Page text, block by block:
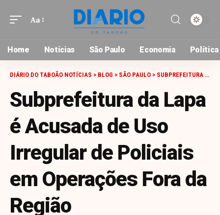
Font
Aa
Home Notícias São Paulo Economia Política
DIÁRIO DO TABOÃO NOTÍCIAS > BLOG > SÃO PAULO > SUBPREFEITURA DA LAPA É ACUSADA DE USO IRREGULAR DE POLICIAIS EM OPERAÇÕES FORA DA REGIÃO
Subprefeitura da Lapa
é Acusada de Uso
Irregular de Policiais
em Operações Fora da
Região